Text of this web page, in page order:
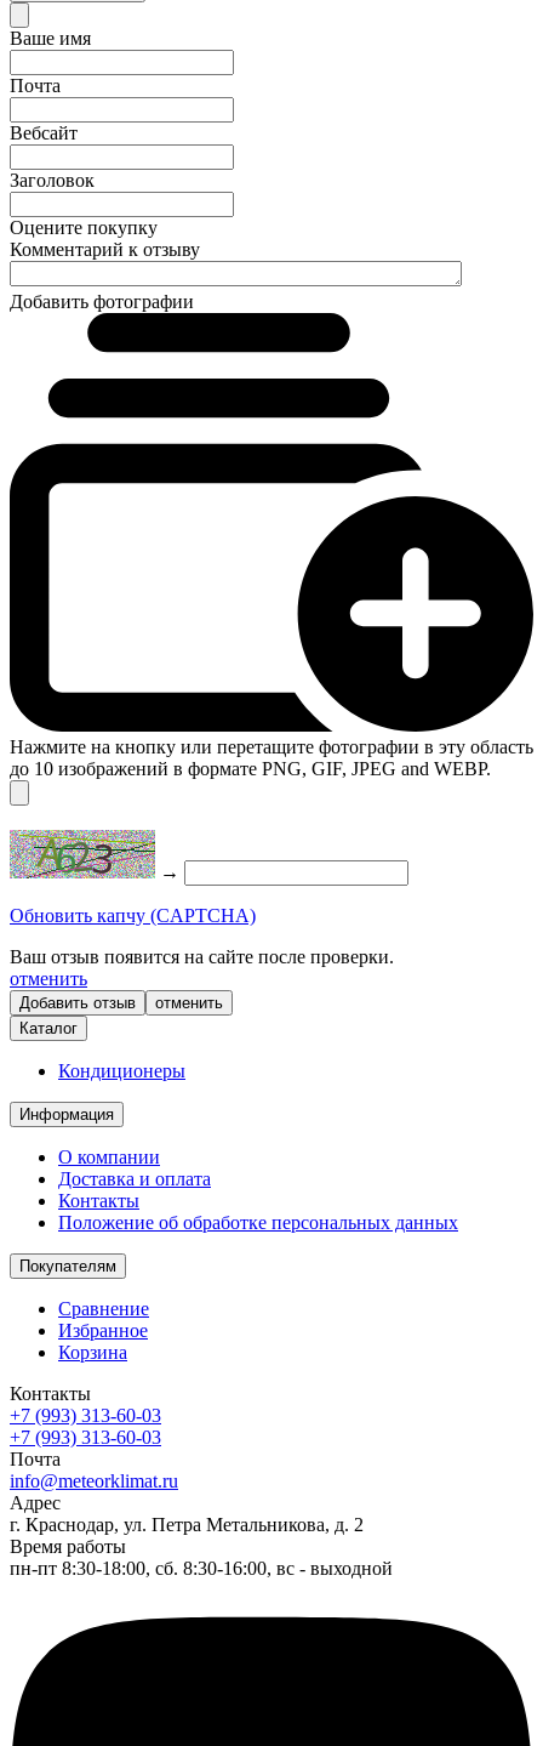
Ваше имя
Почта
Вебсайт
Заголовок
Оцените покупку
Комментарий к отзыву
Добавить фотографии
Нажмите на кнопку или перетащите фотографии в эту область
до 10 изображений в формате PNG, GIF, JPEG and WEBP.
→
Обновить капчу (CAPTCHA)
Ваш отзыв появится на сайте после проверки.
отменить
отменить
Каталог
Кондиционеры
Информация
О компании
Доставка и оплата
Контакты
Положение об обработке персональных данных
Покупателям
Сравнение
Избранное
Корзина
Контакты
+7 (993) 313-60-03
+7 (993) 313-60-03
Почта
info@meteorklimat.ru
Адрес
г. Краснодар, ул. Петра Метальникова, д. 2
Время работы
пн-пт 8:30-18:00, сб. 8:30-16:00, вс - выходной